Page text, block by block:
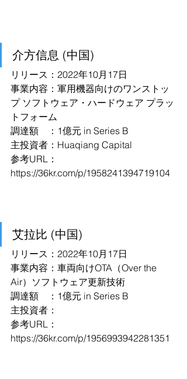
介方信息 (中国)
リリース：2022年10月17日
事業内容：軍用機器向けのワンストッ
プ ソフトウェア・ハードウェア プラッ
トフォーム
調達額　：1億元 in Series B
主投資者：Huaqiang Capital
参考URL：
https://36kr.com/p/1958241394719104
艾拉比 (中国)
リリース：2022年10月17日
事業内容：車両向けOTA（Over the
Air）ソフトウェア更新技術
調達額　：1億元 in Series B
主投資者：
参考URL：
https://36kr.com/p/1956993942281351